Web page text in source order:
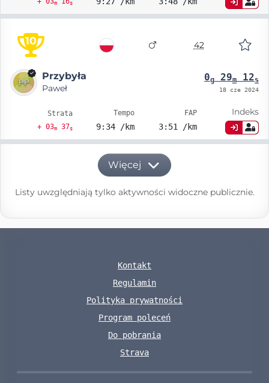
m s
10 42
Przybyła
Paweł
0g29m12s
18 cze 2024
Strata
+ 03m37s
Tempo
9:34 /km
FAP
3:51 /km
Indeks
Więcej
Listy uwzględniają tylko aktywności widoczne publicznie.
Kontakt
Regulamin
Polityka prywatności
Program poleceń
Do pobrania
Strava